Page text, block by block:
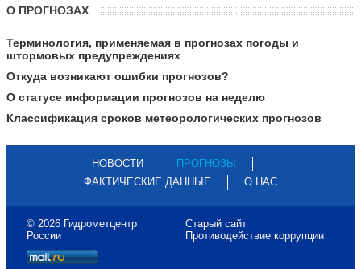
О ПРОГНОЗАХ
Терминология, применяемая в прогнозах погоды и
штормовых предупреждениях
Откуда возникают ошибки прогнозов?
О статусе информации прогнозов на неделю
Классификация сроков метеорологических прогнозов
НОВОСТИ
ПРОГНОЗЫ
ФАКТИЧЕСКИЕ ДАННЫЕ
О НАС
© 2026 Гидрометцентр
России
Старый сайт
Противодействие коррупции